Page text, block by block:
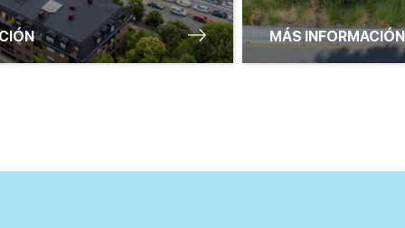
MÁS INFORMACIÓN